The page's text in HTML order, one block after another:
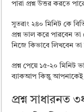
পারা প্রশ্ন উত্তর করতে
সুতরাং ২৪০ মিনিট কে
প্রশ্ন ভাল করে পারবেন
নিজে কিভাবে লিখবেন তা
প্রশ্ন পেয়ে ১৫-২০ মিনিট
ব্যাকআপ কিন্তুু আপনাকেই
প্রশ্ন সাধারনত